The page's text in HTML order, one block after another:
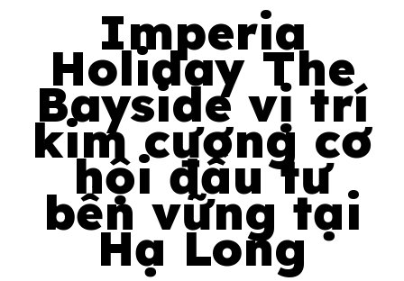
Imperia
Holiday The
Bayside vị trí
kim cương cơ
hội đầu tư
bền vững tại
Hạ Long